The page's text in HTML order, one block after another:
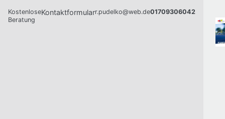
Kostenlose
Beratung
Kontaktformularr.pudelko@web.de01709306042